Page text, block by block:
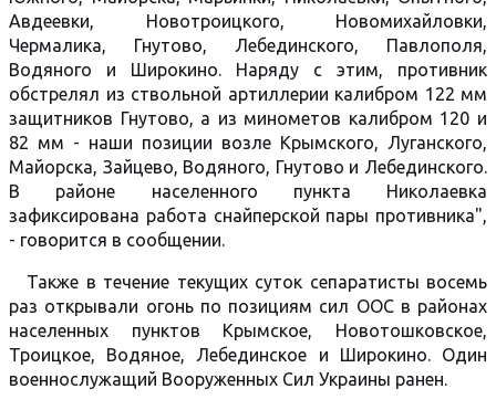
Авдеевки, Новотроицкого, Новомихайловки,
Чермалика, Гнутово, Лебединского, Павлополя,
Водяного и Широкино. Наряду с этим, противник
обстрелял из ствольной артиллерии калибром 122 мм
защитников Гнутово, а из минометов калибром 120 и
82 мм - наши позиции возле Крымского, Луганского,
Майорска, Зайцево, Водяного, Гнутово и Лебединского.
В районе населенного пункта Николаевка
зафиксирована работа снайперской пары противника",
- говорится в сообщении.
Также в течение текущих суток сепаратисты восемь
раз открывали огонь по позициям сил ООС в районах
населенных пунктов Крымское, Новотошковское,
Троицкое, Водяное, Лебединское и Широкино. Один
военнослужащий Вооруженных Сил Украины ранен.